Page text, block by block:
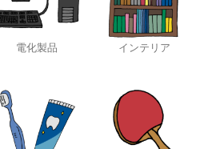
電化製品 インテリア